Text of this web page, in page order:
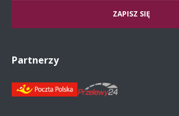
Partnerzy